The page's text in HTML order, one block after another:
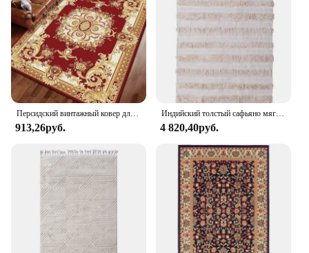
913,26руб.
Индийский толстый сафьяно мягкий шерстяной ковер бежевый ручной работы прикроватный коврик марокканский винтажный декоративный ковер берберский геометрический богемный ковер
4 820,40руб.